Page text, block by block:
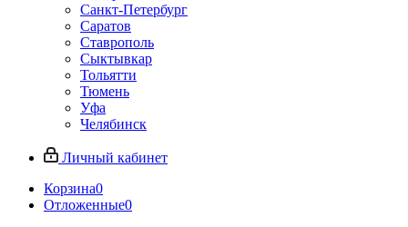
Санкт-Петербург
Саратов
Ставрополь
Сыктывкар
Тольятти
Тюмень
Уфа
Челябинск
Личный кабинет
Корзина0
Отложенные0